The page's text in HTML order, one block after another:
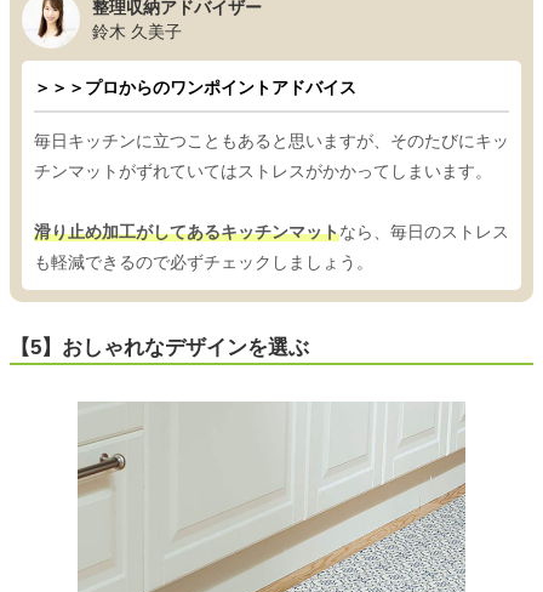
整理収納アドバイザー
鈴木 久美子
＞＞＞プロからのワンポイントアドバイス
毎日キッチンに立つこともあると思いますが、そのたびにキッ
チンマットがずれていてはストレスがかかってしまいます。
滑り止め加工がしてあるキッチンマットなら、毎日のストレス
も軽減できるので必ずチェックしましょう。
【5】おしゃれなデザインを選ぶ